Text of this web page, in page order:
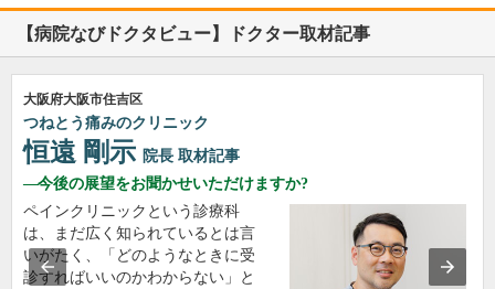
【病院なびドクタビュー】ドクター取材記事
大阪府大阪市住吉区
つねとう痛みのクリニック
恒遠 剛示 院長 取材記事
今後の展望をお聞かせいただけますか?
ペインクリニックという診療科
は、まだ広く知られているとは言
いがたく、「どのようなときに受
診すればいいのかわからない」と